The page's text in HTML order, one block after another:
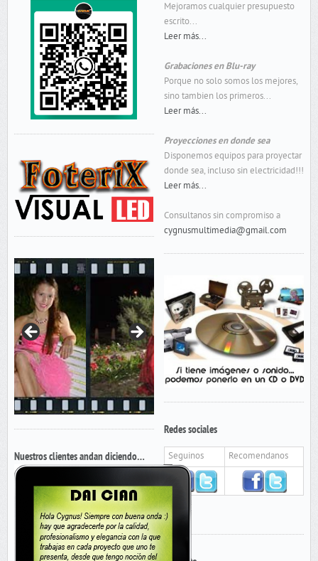
Nuestros clientes andan diciendo…
Mejoramos cualquier presupuesto
escrito...
Leer más...
Grabaciones en Blu-ray
Porque no solo somos los mejores,
sino tambien los primeros...
Leer más...
Proyecciones en donde sea
Disponemos equipos para proyectar
donde sea, incluso sin electricidad!!!
Leer más...
Consultanos sin compromiso a
cygnusmultimedia@gmail.com
Seguinos Recomendanos